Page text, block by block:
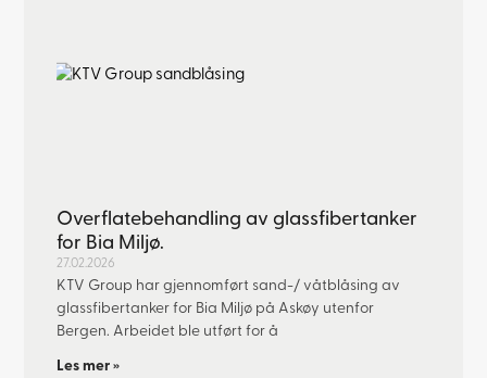
Overflatebehandling av glassfibertanker
for Bia Miljø.
27.02.2026
KTV Group har gjennomført sand-/ våtblåsing av
glassfibertanker for Bia Miljø på Askøy utenfor
Bergen. Arbeidet ble utført for å
Les mer »